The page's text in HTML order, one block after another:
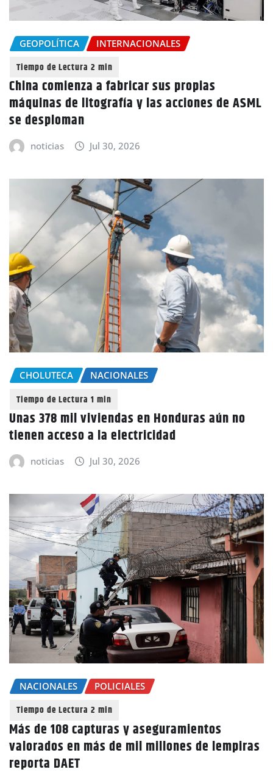
GEOPOLÍTICA INTERNACIONALES
China comienza a fabricar sus propias
máquinas de litografía y las acciones de ASML
se desploman
noticias Jul 30, 2026
CHOLUTECA NACIONALES
Unas 378 mil viviendas en Honduras aún no
tienen acceso a la electricidad
noticias Jul 30, 2026
NACIONALES POLICIALES
Más de 108 capturas y aseguramientos
valorados en más de mil millones de lempiras
reporta DAET